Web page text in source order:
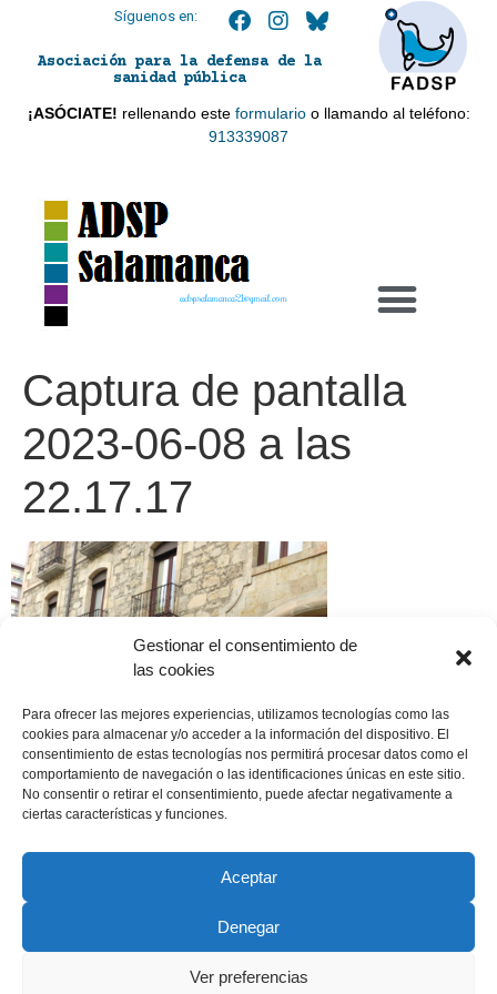
Gestionar el consentimiento de
las cookies
Para ofrecer las mejores experiencias, utilizamos tecnologías como las
cookies para almacenar y/o acceder a la información del dispositivo. El
consentimiento de estas tecnologías nos permitirá procesar datos como el
comportamiento de navegación o las identificaciones únicas en este sitio.
No consentir o retirar el consentimiento, puede afectar negativamente a
ciertas características y funciones.
Aceptar
Denegar
Ver preferencias
Síguenos en:
Asociación para la defensa de la
sanidad pública
¡ASÓCIATE! rellenando este formularioo llamando al teléfono:
913339087
adspsalamanca21@gmail.com
Captura de pantalla
2023-06-08 a las
22.17.17
Copyright © 2022 ADSP Salamanca. Todos los derechos